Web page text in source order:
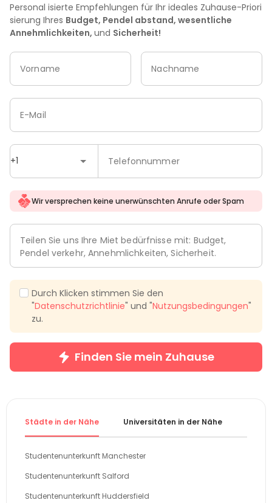
Personal isierte Empfehlungen für Ihr ideales Zuhause-Priori
sierung Ihres Budget, Pendel abstand, wesentliche
Annehmlichkeiten, und Sicherheit!
Vorname Nachname
+1 Telefonnummer
E-Mail
Wir versprechen keine unerwünschten Anrufe oder Spam
Teilen Sie uns Ihre Miet bedürfnisse mit: Budget,
Pendel verkehr, Annehmlichkeiten, Sicherheit.
Durch Klicken stimmen Sie den
"Datenschutzrichtlinie" und "Nutzungsbedingungen"
zu.
Finden Sie mein Zuhause
Städte in der Nähe Universitäten in der Nähe
Studentenunterkunft Manchester
Studentenunterkunft Salford
Studentenunterkunft Huddersfield